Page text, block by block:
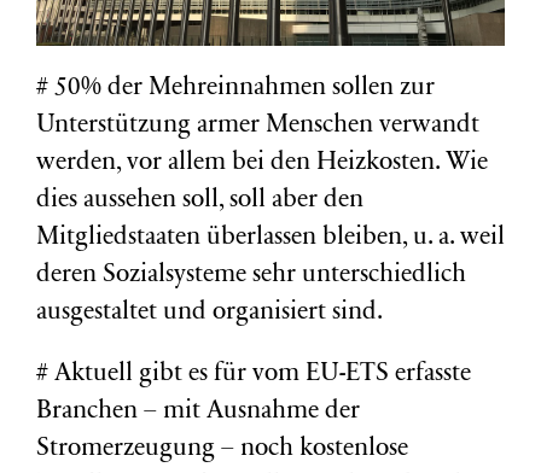
# 50% der Mehreinnahmen sollen zur
Unterstützung armer Menschen verwandt
werden, vor allem bei den Heizkosten. Wie
dies aussehen soll, soll aber den
Mitgliedstaaten überlassen bleiben, u. a. weil
deren Sozialsysteme sehr unterschiedlich
ausgestaltet und organisiert sind.
# Aktuell gibt es für vom EU-ETS erfasste
Branchen – mit Ausnahme der
Stromerzeugung – noch kostenlose